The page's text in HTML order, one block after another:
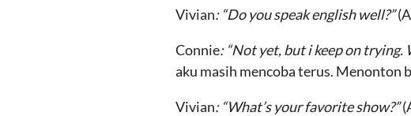
Vivian: “Do you speak english well?”
Connie: “Not yet, but i keep on trying.
aku masih mencoba terus. Menonton
Vivian: “What’s your favorite show?”